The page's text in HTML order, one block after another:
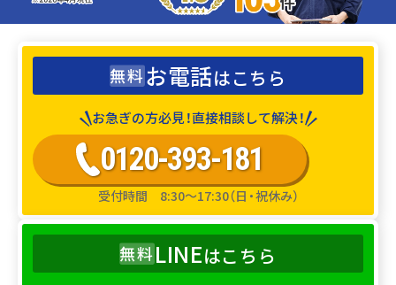
無料お電話はこちら
お急ぎの方必見！直接相談して解決！
0120-393-181
受付時間 8:30～17:30（日・祝休み）
無料LINEはこちら
法人のお客様へ
プライバシーポリシー
熊本県内の事故車・不動車の
廃車買取は田島車輌にお任せ下さい！